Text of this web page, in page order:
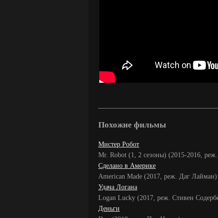
Похожие фильмы
Мистер Робот
Mr. Robot (1, 2 сезоны) (2015-2016,
Сделано в Америке
American Made (2017, реж. Даг Лайман)
Удача Логана
Logan Lucky (2017, реж. Стивен
Деньги